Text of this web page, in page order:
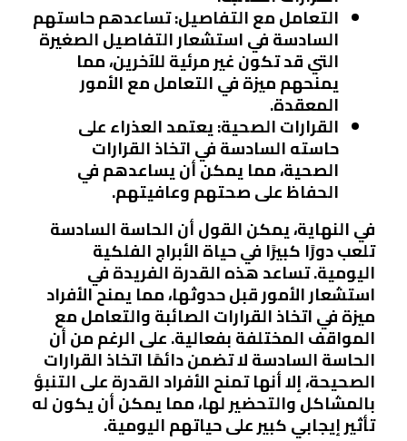
التعامل مع التفاصيل:تساعدهم حاستهم
السادسة في استشعار التفاصيل الصغيرة
التي قد تكون غير مرئية للآخرين، مما
يمنحهم ميزة في التعامل مع الأمور
المعقدة.
القرارات الصحية:يعتمد العذراء على
حاسته السادسة في اتخاذ القرارات
الصحية، مما يمكن أن يساعدهم في
الحفاظ على صحتهم وعافيتهم.
في النهاية، يمكن القول أن الحاسة السادسة
تلعب دورًا كبيرًا في حياة الأبراج الفلكية
اليومية. تساعد هذه القدرة الفريدة في
استشعار الأمور قبل حدوثها، مما يمنح الأفراد
ميزة في اتخاذ القرارات الصائبة والتعامل مع
المواقف المختلفة بفعالية. على الرغم من أن
الحاسة السادسة لا تضمن دائمًا اتخاذ القرارات
الصحيحة، إلا أنها تمنح الأفراد القدرة على التنبؤ
بالمشاكل والتحضير لها، مما يمكن أن يكون له
تأثير إيجابي كبير على حياتهم اليومية.